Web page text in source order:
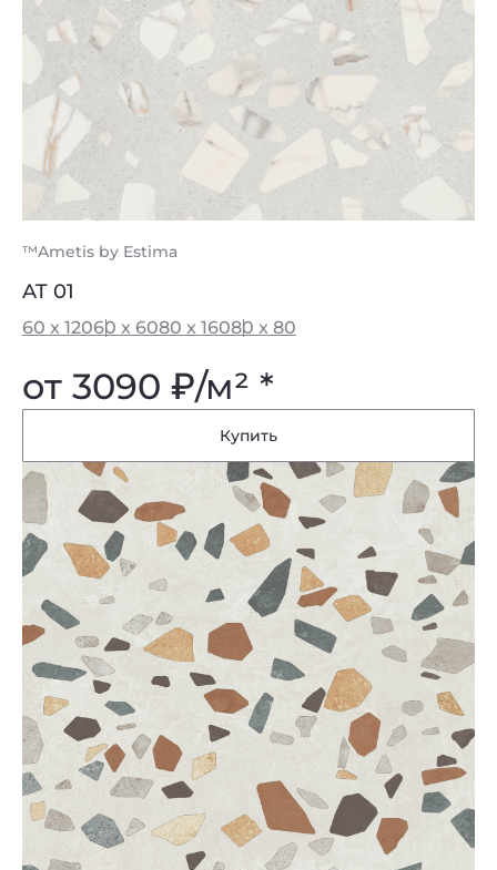
™Ametis by Estima
AT 01
60 x 12060 x 6080 x 16080 x 80
от 3090 ₽/м² *
Купить